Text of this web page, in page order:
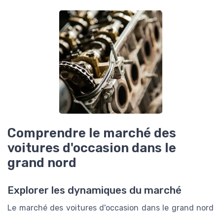
Comprendre le marché des
voitures d'occasion dans le
grand nord
Explorer les dynamiques du marché
Le marché des voitures d'occasion dans le grand nord